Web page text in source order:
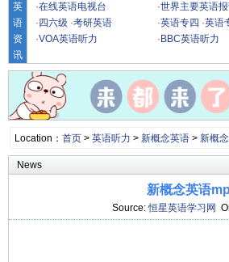
英
语
资
讯
·在线英语电视台 ·世界主要英语报
· 四六级 ·考研英语 ·英语专四 ·英语
·VOA英语听力 · BBC英语听力
Location： 首页> 英语听力 > 新概念英语> 新概
News
新概念英语
Source:恒星英语学习网